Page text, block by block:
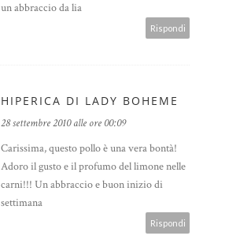
un abbraccio da lia
Rispondi
HIPERICA DI LADY BOHEME
28 settembre 2010 alle ore 00:09
Carissima, questo pollo è una vera bontà!
Adoro il gusto e il profumo del limone nelle
carni!!! Un abbraccio e buon inizio di
settimana
Rispondi